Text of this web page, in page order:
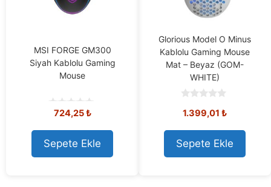
MSI FORGE GM300
Siyah Kablolu Gaming
Mouse
u
t
o
f
724,25₺
Sepete Ekle
Glorious Model O Minus
Kablolu Gaming Mouse
Mat – Beyaz (GOM-
WHITE)
o
t
o
f
5
1.399,01 ₺
Sepete Ekle